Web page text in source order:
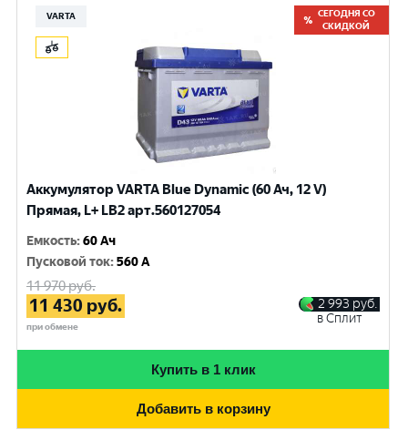
VARTA
СЕГОДНЯ СО
СКИДКОЙ
Аккумулятор VARTA Blue Dynamic (60 Ач, 12 V)
Прямая, L+ LB2 арт.560127054
Емкость:60 Ач
Пусковой ток:560 A
11 970руб.
11 430 руб.
при обмене
2 993 руб.
в Сплит
Купить в 1 клик
Добавить в корзину